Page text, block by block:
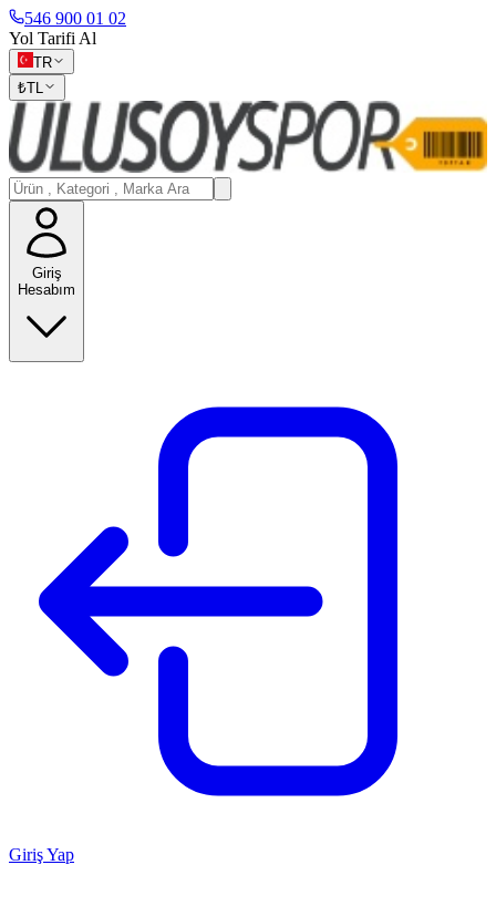
546 900 01 02
Yol Tarifi Al
TR
₺TL
Giriş
Hesabım
Giriş Yap